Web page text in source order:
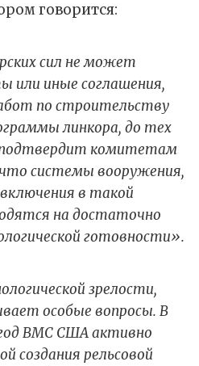
говорится:
сил не может
или иные соглашения,
по строительству
линкора, до тех
подтвердит комитетам
что системы вооружения,
в такой
на достаточно
готовности».
зрелости,
особые вопросы. В
год ВМС США активно
создания рельсовой